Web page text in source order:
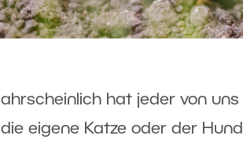
ahrscheinlich hat jeder von
die eigene Katze oder der